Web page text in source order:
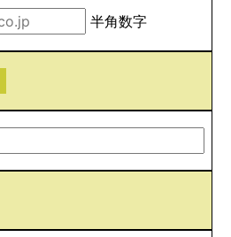
半角数字